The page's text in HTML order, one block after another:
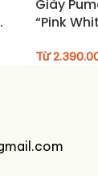
tầm.
chải mềm sau
đặc biệt
trực tiếp hoặc nơi
tree để bảo
Giày
“Pink
Từ